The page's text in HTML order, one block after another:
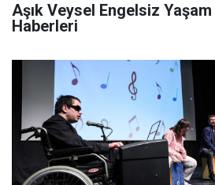
Aşık Veysel Engelsiz
Haberleri